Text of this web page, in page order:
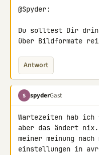
@Spyder:
Du solltest Dir
über Bildformate
Antwort
S spyderGast
Wartezeiten hab ich
aber das ändert nix.
meiner meinung
einstellungen in